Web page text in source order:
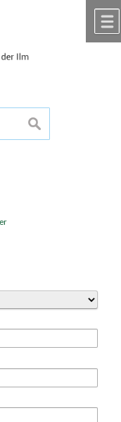
suchen